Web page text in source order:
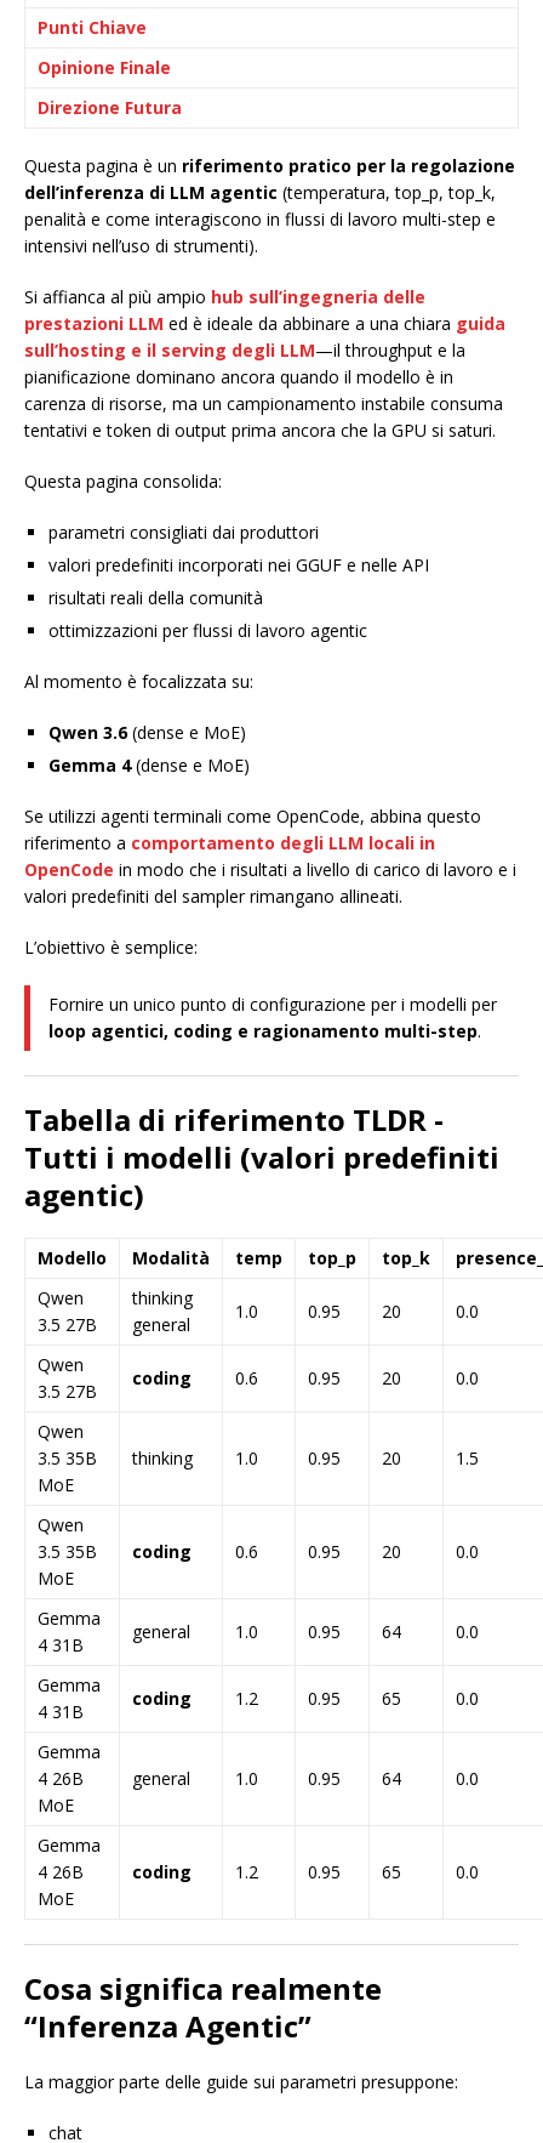
Punti Chiave
Opinione Finale
Direzione Futura
Questa pagina è un riferimento pratico per la regolazione
dell’inferenza di LLM agentic (temperatura, top_p, top_k,
penalità e come interagiscono in flussi di lavoro multi-step e
intensivi nell’uso di strumenti).
Si affianca al più ampio hub sull’ingegneria delle
prestazioni LLM ed è ideale da abbinare a una chiara guida
sull’hosting e il serving degli LLM—il throughput e la
pianificazione dominano ancora quando il modello è in
carenza di risorse, ma un campionamento instabile consuma
tentativi e token di output prima ancora che la GPU si saturi.
Questa pagina consolida:
parametri consigliati dai produttori
valori predefiniti incorporati nei GGUF e nelle API
risultati reali della comunità
ottimizzazioni per flussi di lavoro agentic
Al momento è focalizzata su:
Qwen 3.6(dense e MoE)
Gemma 4(dense e MoE)
Se utilizzi agenti terminali come OpenCode, abbina questo
riferimento a comportamento degli LLM locali in
OpenCode in modo che i risultati a livello di carico di lavoro e i
valori predefiniti del sampler rimangano allineati.
L’obiettivo è semplice:
Fornire un unico punto di configurazione per i modelli per
loop agentici, coding e ragionamento multi-step.
Tabella di riferimento TLDR -
Tutti i modelli (valori predefiniti
agentic)
Modello Modalità temp top_p top_k
Qwen
3.5 27B
thinking
general
1.0 0.95 20 0.0
Qwen
3.5 27B
coding 0.6 0.95 20 0.0
Qwen
3.5 35B
MoE
thinking 1.0 0.95 20 1.5
Qwen
3.5 35B
MoE
coding 0.6 0.95 20 0.0
Gemma
4 31B
general 1.0 0.95 64 0.0
Gemma
4 31B
coding 1.2 0.95 65 0.0
Gemma
4 26B
MoE
general 1.0 0.95 64 0.0
Gemma
4 26B
MoE
coding 1.2 0.95 65 0.0
Cosa significa realmente
“Inferenza Agentic”
La maggior parte delle guide sui parametri presuppone:
chat